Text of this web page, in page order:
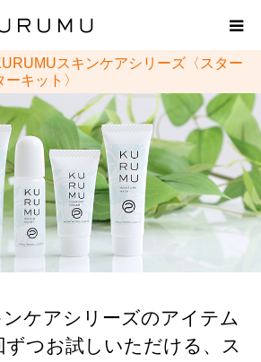
スキンケアシリーズ〈スター
ーキット〉
ケアシリーズのアイテム
つお試しいただける、ス
ラボ